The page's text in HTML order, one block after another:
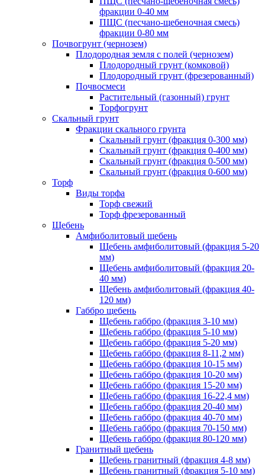
фракции 0-40 мм
ПЩС (песчано-щебеночная смесь)
фракции 0-80 мм
Почвогрунт (чернозем)
Плодородная земля с полей (чернозем)
Плодородный грунт (комковой)
Плодородный грунт (фрезерованный)
Почвосмеси
Растительный (газонный) грунт
Торфогрунт
Скальный грунт
Фракции скального грунта
Скальный грунт (фракция 0-300 мм)
Скальный грунт (фракция 0-400 мм)
Скальный грунт (фракция 0-500 мм)
Скальный грунт (фракция 0-600 мм)
Торф
Виды торфа
Торф свежий
Торф фрезерованный
Щебень
Амфиболитовый щебень
Щебень амфиболитовый (фракция 5-20
мм)
Щебень амфиболитовый (фракция 20-
40 мм)
Щебень амфиболитовый (фракция 40-
120 мм)
Габбро щебень
Щебень габбро (фракция 3-10 мм)
Щебень габбро (фракция 5-10 мм)
Щебень габбро (фракция 5-20 мм)
Щебень габбро (фракция 8-11,2 мм)
Щебень габбро (фракция 10-15 мм)
Щебень габбро (фракция 10-20 мм)
Щебень габбро (фракция 15-20 мм)
Щебень габбро (фракция 16-22,4 мм)
Щебень габбро (фракция 20-40 мм)
Щебень габбро (фракция 40-70 мм)
Щебень габбро (фракция 70-150 мм)
Щебень габбро (фракция 80-120 мм)
Гранитный щебень
Щебень гранитный (фракция 4-8 мм)
Щебень гранитный (фракция 5-10 мм)